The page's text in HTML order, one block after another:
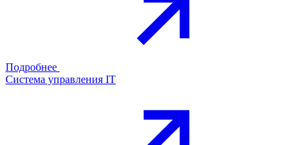
Подробнее
Система управления IT